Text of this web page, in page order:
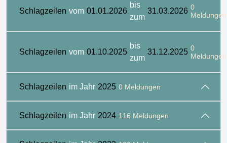
Schlagzeilen vom 01.01.2026
bis
zum
31.03.2026 0
Meldungen
Schlagzeilen vom 01.10.2025
bis
zum
31.12.2025 0
Meldungen
Schlagzeilen im Jahr 2025 0 Meldungen
Schlagzeilen im Jahr 2024 116 Meldungen